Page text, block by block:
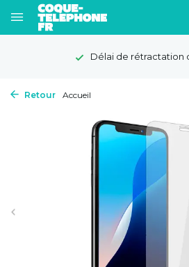
Délai de rétractation
Retour Accueil